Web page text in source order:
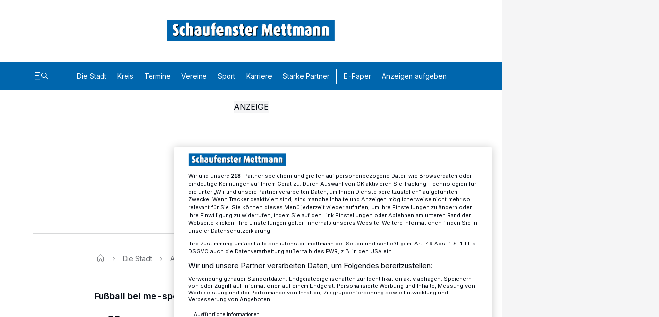
Die Stadt Kreis Termine Vereine Sport Karriere Starke Partner E-Paper Anzeigen aufgeben
Die Stadt Alle gemeinsam zum Erfolg
Fußball bei me-sport
Wir und unsere 218-Partner speichern und greifen auf personenbezogene Daten wie Browserdaten oder
eindeutige Kennungen auf Ihrem Gerät zu. Durch Auswahl von OK aktivieren Sie Tracking-Technologien für
die unter „Wir und unsere Partner verarbeiten Daten, um Ihnen Dienste bereitzustellen“ aufgeführten
Zwecke. Wenn Tracker deaktiviert sind, sind manche Inhalte und Anzeigen möglicherweise nicht mehr so
relevant für Sie. Sie können dieses Menü jederzeit wieder aufrufen, um Ihre Einstellungen zu ändern oder
Ihre Einwilligung zu widerrufen, indem Sie auf den Link Einstellungen oder Ablehnen am unteren Rand der
Webseite klicken. Ihre Einstellungen gelten innerhalb unseres Website. Weitere Informationen finden Sie in
unserer Datenschutzerklärung.
Ihre Zustimmung umfasst alle schaufenster-mettmann.de-Seiten und schließt gem. Art. 49 Abs. 1 S. 1 lit. a
DSGVO auch die Datenverarbeitung außerhalb des EWR, z.B. in den USA ein.
Wir und unsere Partner verarbeiten Daten, um Folgendes bereitzustellen:
Verwendung genauer Standortdaten. Endgeräteeigenschaften zur Identifikation aktiv abfragen. Speichern
von oder Zugriff auf Informationen auf einem Endgerät. Personalisierte Werbung und Inhalte, Messung von
Werbeleistung und der Performance von Inhalten, Zielgruppenforschung sowie Entwicklung und
Verbesserung von Angeboten.
Ausführliche Informationen